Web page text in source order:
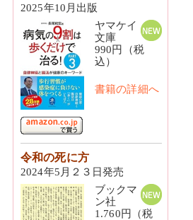
2025年10月出版
ヤマケイ
文庫
990円（税
込）
書籍の詳細へ
令和の死に方
2024年5月２３日発売
ブックマ
ン社
1.760円（税